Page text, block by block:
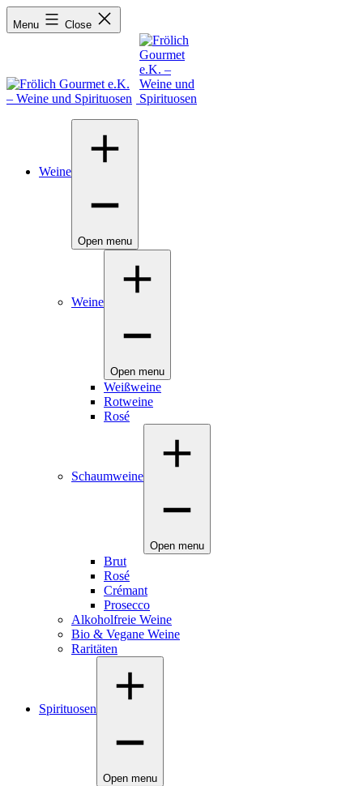
Menu Close
Weine
Open menu
Weine
Open menu
Weißweine
Rotweine
Rosé
Schaumweine
Open menu
Brut
Rosé
Crémant
Prosecco
Alkoholfreie Weine
Bio & Vegane Weine
Raritäten
Spirituosen
Open menu